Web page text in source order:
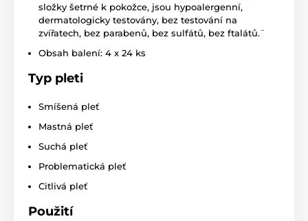
složky šetrné k pokožce, jsou hypoalergenní,
dermatologicky testovány, bez testování na
zvířatech, bez parabenů, bez sulfátů, bez ftalátů.¨
Obsah balení: 4 x 24 ks
Typ pleti
Smíšená pleť
Mastná pleť
Suchá pleť
Problematická pleť
Citlivá pleť
Použití